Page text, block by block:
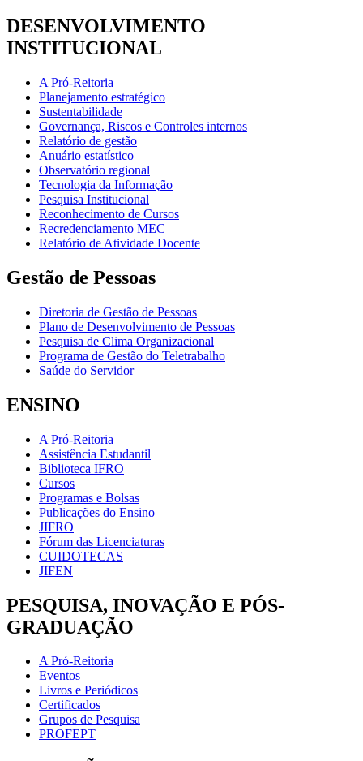
DESENVOLVIMENTO
INSTITUCIONAL
A Pró-Reitoria
Planejamento estratégico
Sustentabilidade
Governança, Riscos e Controles internos
Relatório de gestão
Anuário estatístico
Observatório regional
Tecnologia da Informação
Pesquisa Institucional
Reconhecimento de Cursos
Recredenciamento MEC
Relatório de Atividade Docente
Gestão de Pessoas
Diretoria de Gestão de Pessoas
Plano de Desenvolvimento de Pessoas
Pesquisa de Clima Organizacional
Programa de Gestão do Teletrabalho
Saúde do Servidor
ENSINO
A Pró-Reitoria
Assistência Estudantil
Biblioteca IFRO
Cursos
Programas e Bolsas
Publicações do Ensino
JIFRO
Fórum das Licenciaturas
CUIDOTECAS
JIFEN
PESQUISA, INOVAÇÃO E PÓS-
GRADUAÇÃO
A Pró-Reitoria
Eventos
Livros e Periódicos
Certificados
Grupos de Pesquisa
PROFEPT